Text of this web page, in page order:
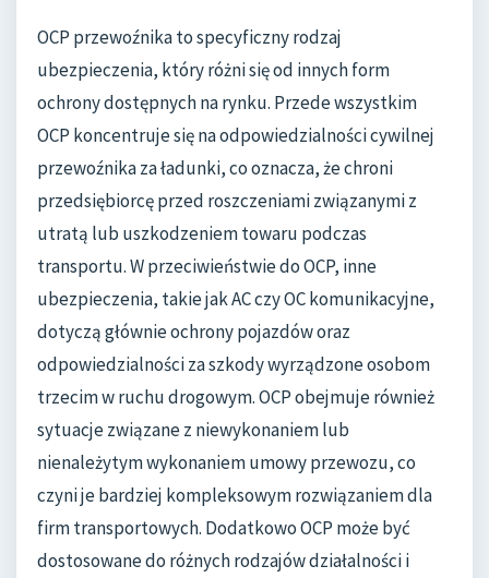
OCP przewoźnika to specyficzny rodzaj
ubezpieczenia, który różni się od innych form
ochrony dostępnych na rynku. Przede wszystkim
OCP koncentruje się na odpowiedzialności cywilnej
przewoźnika za ładunki, co oznacza, że chroni
przedsiębiorcę przed roszczeniami związanymi z
utratą lub uszkodzeniem towaru podczas
transportu. W przeciwieństwie do OCP, inne
ubezpieczenia, takie jak AC czy OC komunikacyjne,
dotyczą głównie ochrony pojazdów oraz
odpowiedzialności za szkody wyrządzone osobom
trzecim w ruchu drogowym. OCP obejmuje również
sytuacje związane z niewykonaniem lub
nienależytym wykonaniem umowy przewozu, co
czyni je bardziej kompleksowym rozwiązaniem dla
firm transportowych. Dodatkowo OCP może być
dostosowane do różnych rodzajów działalności i